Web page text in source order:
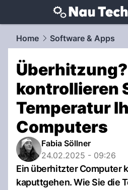
techtrends.NAU.ch
Home Software & Apps
Überhitzung?
kontrollieren
Temperatur
Computers
Fabia Söllner
24.02.2025 - 09:26
Ein überhitzter Computer
kaputtgehen. Wie Sie die